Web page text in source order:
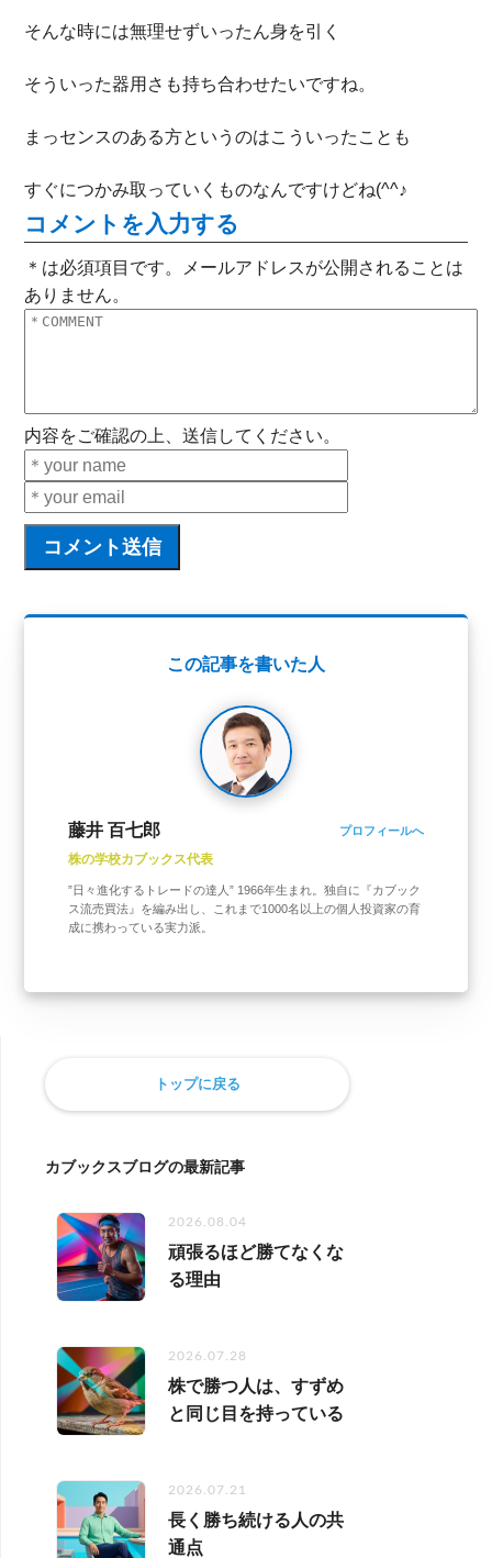
そんな時には無理せずいったん身を引く
そういった器用さも持ち合わせたいですね。
まっセンスのある方というのはこういったことも
すぐにつかみ取っていくものなんですけどね(^^♪
コメントを入力する
＊は必須項目です。メールアドレスが公開されることは
ありません。
内容をご確認の上、送信してください。
この記事を書いた人
藤井 百七郎 プロフィールへ
株の学校カブックス代表
”日々進化するトレードの達人” 1966年生まれ。独自に『カブック
ス流売買法』を編み出し、これまで1000名以上の個人投資家の育
成に携わっている実力派。
トップに戻る
カブックスブログの最新記事
2026.08.04
頑張るほど勝てなくな
る理由
2026.07.28
株で勝つ人は、すずめ
と同じ目を持っている
2026.07.21
長く勝ち続ける人の共
通点